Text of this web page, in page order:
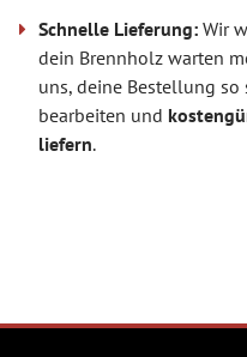
Schnelle Lieferung: Wir
dein Brennholz warten
uns, deine Bestellung
bearbeiten und
liefern.